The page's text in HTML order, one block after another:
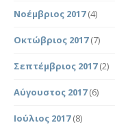
Νοέμβριος 2017(4)
Οκτώβριος 2017(7)
Σεπτέμβριος 2017(2)
Αύγουστος 2017(6)
Ιούλιος 2017(8)